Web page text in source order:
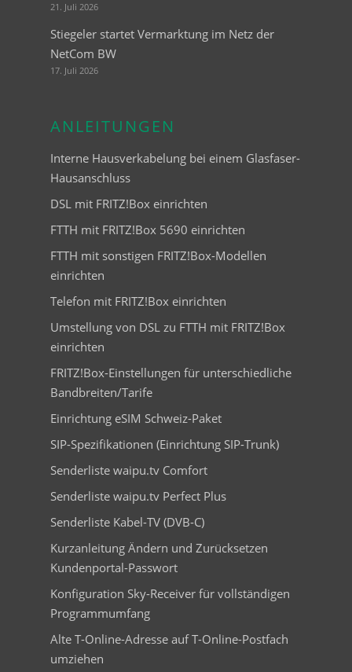
21. Juli 2026
Stiegeler startet Vermarktung im Netz der
NetCom BW
17. Juli 2026
ANLEITUNGEN
Interne Hausverkabelung bei einem Glasfaser-
Hausanschluss
DSL mit FRITZ!Box einrichten
FTTH mit FRITZ!Box 5690 einrichten
FTTH mit sonstigen FRITZ!Box-Modellen
einrichten
Telefon mit FRITZ!Box einrichten
Umstellung von DSL zu FTTH mit FRITZ!Box
einrichten
FRITZ!Box-Einstellungen für unterschiedliche
Bandbreiten/Tarife
Einrichtung eSIM Schweiz-Paket
SIP-Spezifikationen (Einrichtung SIP-Trunk)
Senderliste waipu.tv Comfort
Senderliste waipu.tv Perfect Plus
Senderliste Kabel-TV (DVB-C)
Kurzanleitung Ändern und Zurücksetzen
Kundenportal-Passwort
Konfiguration Sky-Receiver für vollständigen
Programmumfang
Alte T-Online-Adresse auf T-Online-Postfach
umziehen